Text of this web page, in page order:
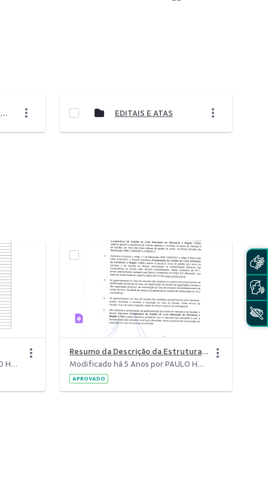
RELATÓRIOS DE AUDITORIA E PARECER FISCAL EDITAIS E ATAS
Modificado há 5 Anos por PAULO HENRIQUE ABREU NEIVA.
Resumo da Descrição da Estrutura de Gerenciamento dos Riscos de Mercado e de Liquidez do Sistema de Cooperativas de Crédito do Brasil &#8211; Sicoob
Modificado há 5 Anos por PAULO HENRIQUE ABREU NEIVA.
APROVADO